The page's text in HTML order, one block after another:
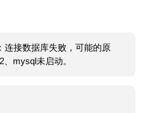
连接数据库失败，可能的原
mysql未启动。